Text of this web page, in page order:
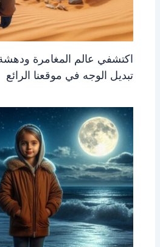
اكتشفي عالم المغامرة
تبديل الوجه في موقعنا الرائع